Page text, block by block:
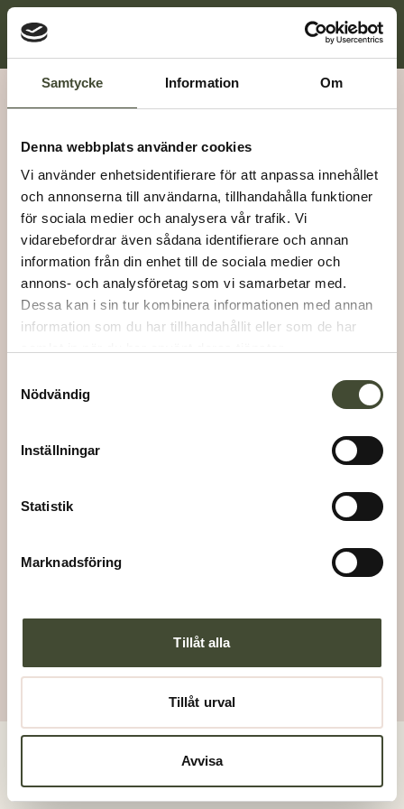
Samtycke Information Om
Denna webbplats använder cookies
Vi använder enhetsidentifierare för att anpassa innehållet
och annonserna till användarna, tillhandahålla funktioner
för sociala medier och analysera vår trafik. Vi
vidarebefordrar även sådana identifierare och annan
information från din enhet till de sociala medier och
annons- och analysföretag som vi samarbetar med.
Dessa kan i sin tur kombinera informationen med annan
information som du har tillhandahållit eller som de har
Nödvändig
Inställningar
Statistik
Marknadsföring
Tillåt alla
Tillåt urval
Avvisa
Vi är grannstaden
Bostäder
Fastigheter
Nyheter
LinkedIn
Härnösand
info@grannstaden.se